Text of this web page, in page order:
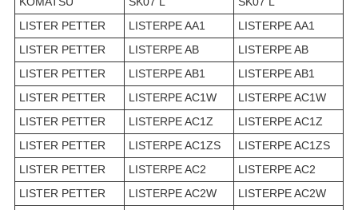
LISTER PETTER
LISTERPE AA1
LISTERPE AA1
LISTER PETTER
LISTERPE AB
LISTERPE AB
LISTER PETTER
LISTERPE AB1
LISTERPE AB1
LISTER PETTER
LISTERPE AC1W
LISTERPE AC1W
LISTER PETTER
LISTERPE AC1Z
LISTERPE AC1Z
LISTER PETTER
LISTERPE AC1ZS
LISTERPE AC1ZS
LISTER PETTER
LISTERPE AC2
LISTERPE AC2
LISTER PETTER
LISTERPE AC2W
LISTERPE AC2W